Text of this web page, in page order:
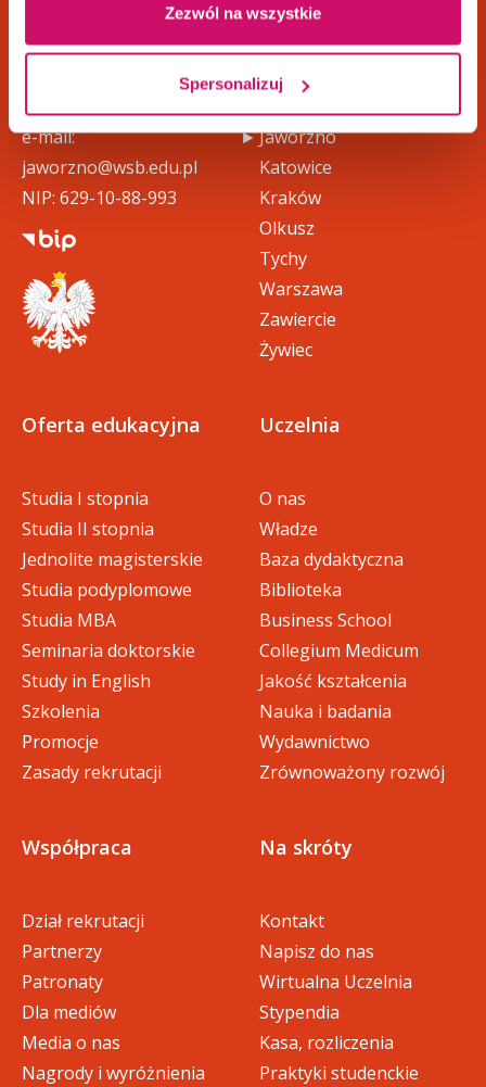
Zezwól na wszystkie
Spersonalizuj
Sportowa 1,
tel.
e-mail:
jaworzno@wsb.edu.pl
NIP: 629-10-88-993
Cieszyn
Dąbrowa Górnicza
Jaworzno
Katowice
Kraków
Olkusz
Tychy
Warszawa
Zawiercie
Żywiec
Oferta edukacyjna
Studia I stopnia
Studia II stopnia
Jednolite magisterskie
Studia podyplomowe
Studia MBA
Seminaria doktorskie
Study in English
Szkolenia
Promocje
Zasady rekrutacji
Uczelnia
O nas
Władze
Baza dydaktyczna
Biblioteka
Business School
Collegium Medicum
Jakość kształcenia
Nauka i badania
Wydawnictwo
Zrównoważony rozwój
Współpraca
Dział rekrutacji
Partnerzy
Patronaty
Dla mediów
Media o nas
Nagrody i wyróżnienia
Na skróty
Kontakt
Napisz do nas
Wirtualna Uczelnia
Stypendia
Kasa, rozliczenia
Praktyki studenckie